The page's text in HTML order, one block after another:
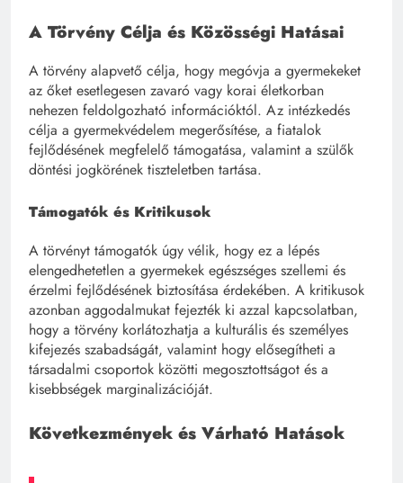
A Törvény Célja és Közösségi Hatásai
A törvény alapvető célja, hogy megóvja a gyermekeket
az őket esetlegesen zavaró vagy korai életkorban
nehezen feldolgozható információktól. Az intézkedés
célja a gyermekvédelem megerősítése, a fiatalok
fejlődésének megfelelő támogatása, valamint a szülők
döntési jogkörének tiszteletben tartása.
Támogatók és Kritikusok
A törvényt támogatók úgy vélik, hogy ez a lépés
elengedhetetlen a gyermekek egészséges szellemi és
érzelmi fejlődésének biztosítása érdekében. A kritikusok
azonban aggodalmukat fejezték ki azzal kapcsolatban,
hogy a törvény korlátozhatja a kulturális és személyes
kifejezés szabadságát, valamint hogy elősegítheti a
társadalmi csoportok közötti megosztottságot és a
kisebbségek marginalizációját.
Következmények és Várható Hatások